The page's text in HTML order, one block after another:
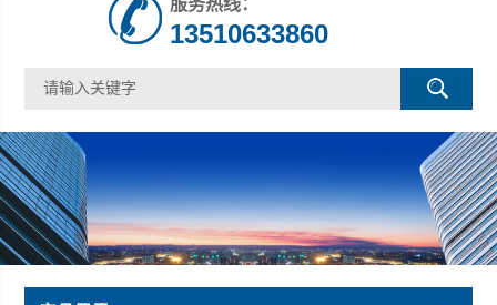
服务热线：
13510633860